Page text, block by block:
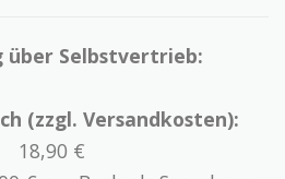
über Selbstvertrieb:
(zzgl. Versandkosten):
18,90 €